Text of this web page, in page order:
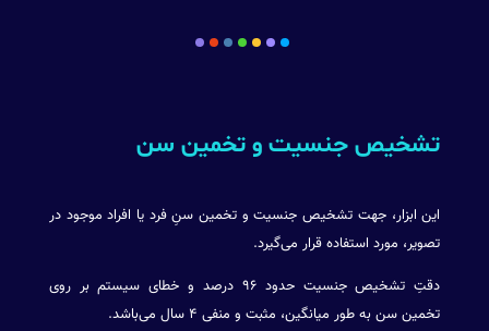
تشخیص جنسیت و تخمین سن
این ابزار، جهت تشخیص جنسیت و تخمین سنِ فرد یا افراد موجود در
تصویر، مورد استفاده قرار می‌گیرد.
دقتِ تشخیص جنسیت حدود ۹۶ درصد و خطای سیستم بر روی
تخمین سن به طور میانگین، مثبت و منفی ۴ سال می‌باشد.